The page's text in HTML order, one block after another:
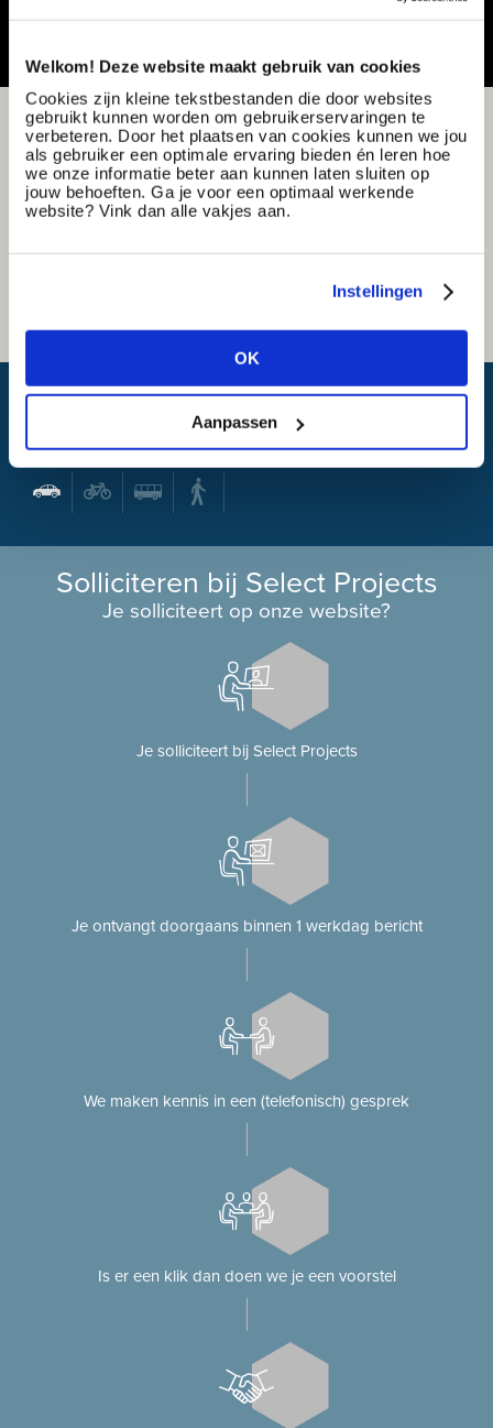
Welkom! Deze website maakt gebruik van cookies
Cookies zijn kleine tekstbestanden die door websites
gebruikt kunnen worden om gebruikerservaringen te
verbeteren. Door het plaatsen van cookies kunnen we jou
als gebruiker een optimale ervaring bieden én leren hoe
we onze informatie beter aan kunnen laten sluiten op
jouw behoeften. Ga je voor een optimaal werkende
website? Vink dan alle vakjes aan.
Instellingen
OK
Aanpassen
Wat is mijn reistijd?
Solliciteren bij Select Projects
Je solliciteert op onze website?
Je solliciteert bij Select Projects
Je ontvangt doorgaans binnen 1 werkdag bericht
We maken kennis in een (telefonisch) gesprek
Is er een klik dan doen we je een voorstel